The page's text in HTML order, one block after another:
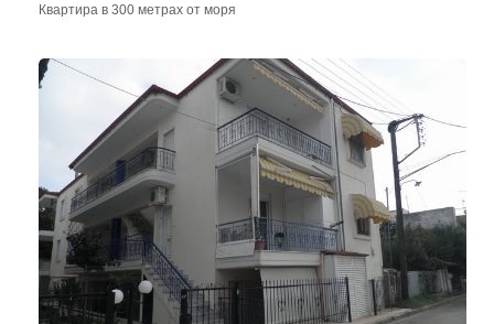
Квартира в 300 метрах от моря